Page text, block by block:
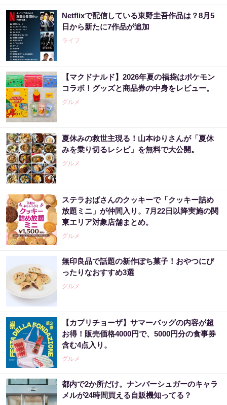
Netflixで配信している東野圭吾作品は？8月5
日から新たに7作品が追加
ライフ
【マクドナルド】2026年夏の福袋はポケモン
コラボ！グッズと商品券の中身をレビュー。
グルメ
夏休みの救世主現る！山本ゆりさんが「夏休
みを乗り切るレシピ」を無料で大公開。
グルメ
ステラおばさんのクッキーで「クッキー詰め
放題ミニ」が仲間入り。7月22日以降実施の関
東エリア対象店舗まとめ。
グルメ
無印良品で話題の新作ぽち菓子！おやつにぴ
ったりなおすすめ3選
グルメ
【カプリチョーザ】サマーバッグの内容が超
お得！販売価格4000円で、5000円分の食事券
含む4点入り。
グルメ
都内で2か所だけ。ナンバーシュガーのキャラ
メルが24時間買える自販機知ってる？